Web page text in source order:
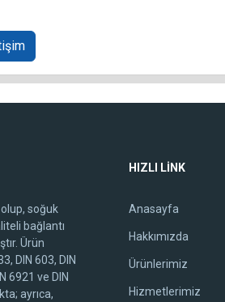
soğuk
bağlantı
Ürün
DIN 603, DIN
6921 ve DIN
ayrıca,
HIZLI LİNK
Anasayfa
Hakkımızda
Ürünlerimiz
Hizmetlerimiz